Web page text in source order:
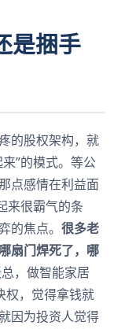
是捆手
的股权架构，就
”的模式。等公
点感情在利益面
来很霸气的条
的焦点。 很多老
扇门焊死了，哪
，做智能家居
权，觉得拿钱就
因为投资人觉得